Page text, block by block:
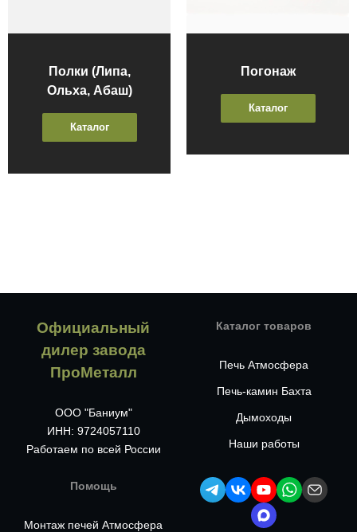
Полки (Липа,
Ольха, Абаш)
Каталог
Погонаж
Каталог
Официальный
дилер завода
ПроМеталл
ООО "Баниум"
ИНН: 9724057110
Работаем по всей России
Каталог товаров
Печь Атмосфера
Печь-камин Бахта
Дымоходы
Наши работы
Помощь
Монтаж печей Атмосфера